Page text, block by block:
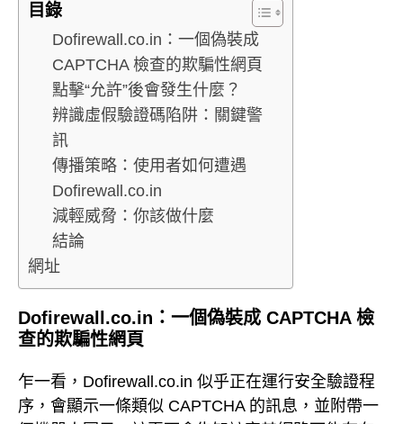
目錄
Dofirewall.co.in：一個偽裝成
CAPTCHA 檢查的欺騙性網頁
點擊“允許”後會發生什麼？
辨識虛假驗證碼陷阱：關鍵警
訊
傳播策略：使用者如何遭遇
Dofirewall.co.in
減輕威脅：你該做什麼
結論
網址
Dofirewall.co.in：一個偽裝成 CAPTCHA 檢
查的欺騙性網頁
乍一看，Dofirewall.co.in 似乎正在運行安全驗證程
序，會顯示一條類似 CAPTCHA 的訊息，並附帶一